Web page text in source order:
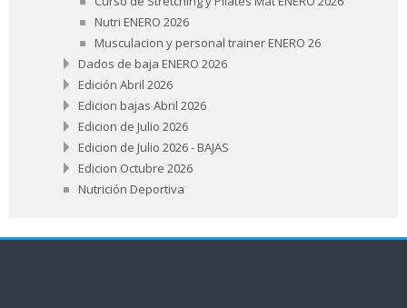
Nutri ENERO 2026
Musculacion y personal trainer ENERO 26
Dados de baja ENERO 2026
Edición Abril 2026
Edicion bajas Abril 2026
Edicion de Julio 2026
Edicion de Julio 2026 - BAJAS
Edicion Octubre 2026
Nutrición Deportiva